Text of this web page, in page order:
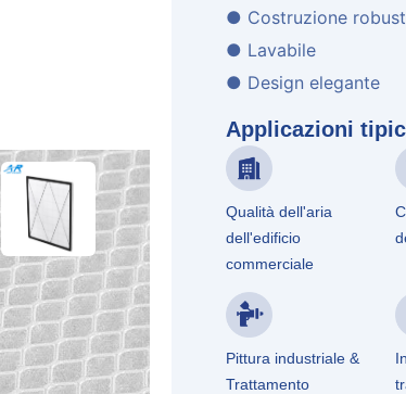
● Costruzione
● Lavabile
● Design elegante
Applicazioni
Qualità dell'aria
dell'edificio
commerciale
Pittura industriale &
Trattamento